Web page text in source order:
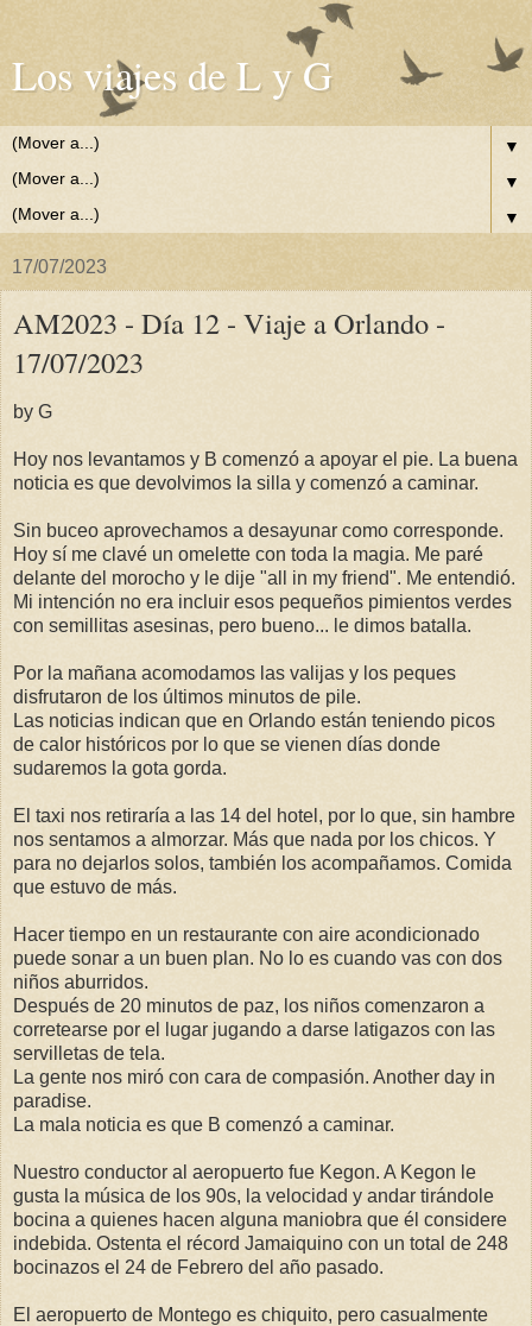
Los viajes de L y G
▼
▼
▼
17/07/2023
AM2023 - Día 12 - Viaje a Orlando -
17/07/2023
by G
Hoy nos levantamos y B comenzó a apoyar el pie. La buena
noticia es que devolvimos la silla y comenzó a caminar.
Sin buceo aprovechamos a desayunar como corresponde.
Hoy sí me clavé un omelette con toda la magia. Me paré
delante del morocho y le dije "all in my friend". Me entendió.
Mi intención no era incluir esos pequeños pimientos verdes
con semillitas asesinas, pero bueno... le dimos batalla.
Por la mañana acomodamos las valijas y los peques
disfrutaron de los últimos minutos de pile.
Las noticias indican que en Orlando están teniendo picos
de calor históricos por lo que se vienen días donde
sudaremos la gota gorda.
El taxi nos retiraría a las 14 del hotel, por lo que, sin hambre
nos sentamos a almorzar. Más que nada por los chicos. Y
para no dejarlos solos, también los acompañamos. Comida
que estuvo de más.
Hacer tiempo en un restaurante con aire acondicionado
puede sonar a un buen plan. No lo es cuando vas con dos
niños aburridos.
Después de 20 minutos de paz, los niños comenzaron a
corretearse por el lugar jugando a darse latigazos con las
servilletas de tela.
La gente nos miró con cara de compasión. Another day in
paradise.
La mala noticia es que B comenzó a caminar.
Nuestro conductor al aeropuerto fue Kegon. A Kegon le
gusta la música de los 90s, la velocidad y andar tirándole
bocina a quienes hacen alguna maniobra que él considere
indebida. Ostenta el récord Jamaiquino con un total de 248
bocinazos el 24 de Febrero del año pasado.
El aeropuerto de Montego es chiquito, pero casualmente